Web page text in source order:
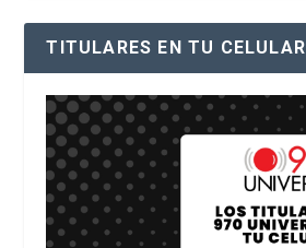
TITULARES EN TU CELULAR